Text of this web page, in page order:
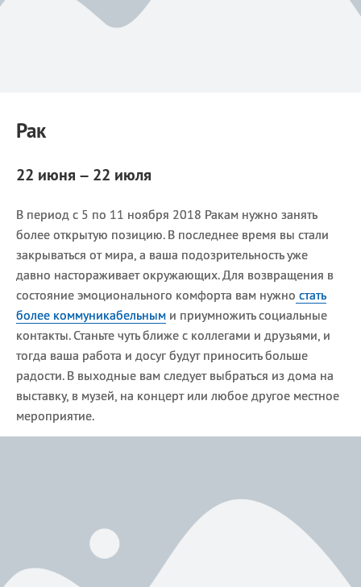
Рак
22 июня – 22 июля
В период с 5 по 11 ноября 2018 Ракам нужно занять
более открытую позицию. В последнее время вы стали
закрываться от мира, а ваша подозрительность уже
давно настораживает окружающих. Для возвращения в
состояние эмоционального комфорта вам нужно стать
более коммуникабельным и приумножить социальные
контакты. Станьте чуть ближе с коллегами и друзьями, и
тогда ваша работа и досуг будут приносить больше
радости. В выходные вам следует выбраться из дома на
выставку, в музей, на концерт или любое другое местное
мероприятие.